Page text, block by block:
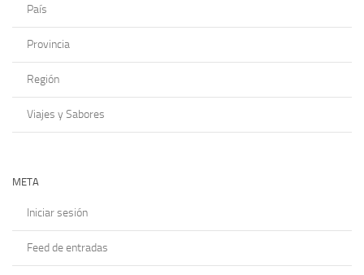
País
Provincia
Región
Viajes y Sabores
META
Iniciar sesión
Feed de entradas